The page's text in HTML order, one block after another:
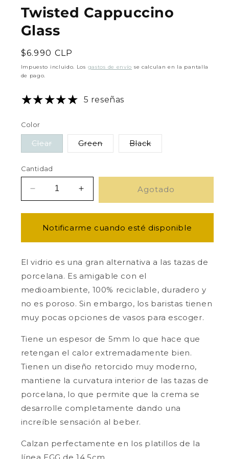
Twisted Cappuccino
Glass
Precio
habitual
$6.990 CLP
Impuesto incluido. Los gastos de envío se calculan en la pantalla
de pago.
5 reseñas
Color
Clear
o
no
disponible
Green
disponible
Black
disponible
Cantidad
Reducir
cantidad
para
URBAN
180ml
Twisted
Cappuccino
Glass
Aumentar
cantidad
para
URBAN
Twisted
Cappuccino
Glass
Agotado
Notificarme cuando esté disponible
El vidrio es una gran alternativa a las tazas de
porcelana. Es amigable con el
medioambiente, 100% reciclable, duradero y
no es poroso. Sin embargo, los baristas tienen
muy pocas opciones de vasos para escoger.
Tiene un espesor de 5mm lo que hace que
retengan el calor extremadamente bien.
Tienen un diseño retorcido muy moderno,
mantiene la curvatura interior de las tazas de
porcelana, lo que permite que la crema se
desarrolle completamente dando una
increíble sensación al beber.
Calzan perfectamente en los platillos de la
línea EGG de 14.5cm